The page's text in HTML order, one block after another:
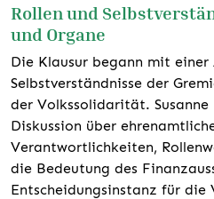
Rollen und
und Organe
Die Klausur begann mit einer
Selbstverständnisse der
der Volkssolidarität.
Diskussion über
Verantwortlichkeiten,
die Bedeutung des
Entscheidungsinstanz für